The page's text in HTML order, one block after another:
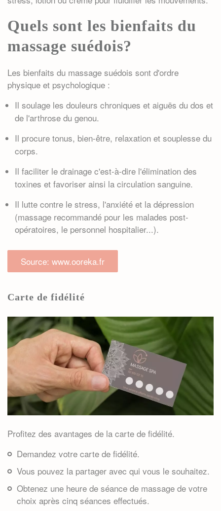
Quels sont les bienfaits du
massage suédois?
Les bienfaits du massage suédois sont d'ordre
physique et psychologique :
Il soulage les douleurs chroniques et aiguës du dos et
de l'arthrose du genou.
Il procure tonus, bien-être, relaxation et souplesse du
corps.
Il faciliter le drainage c'est-à-dire l'élimination des
toxines et favoriser ainsi la circulation sanguine.
Il lutte contre le stress, l'anxiété et la dépression
(massage recommandé pour les malades post-
opératoires, le personnel hospitalier...).
Source: www.ooreka.fr
Carte de fidélité
Profitez des avantages de la carte de fidélité.
Demandez votre carte de fidélité.
Vous pouvez la partager avec qui vous le souhaitez.
Obtenez une heure de séance de massage de votre
choix après cinq séances effectués.